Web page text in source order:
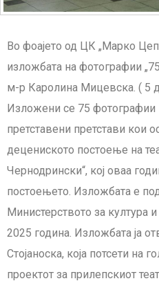
Во фоајето од ЦК „Марко
изложбата на фотографии
м-р Каролина Мицевска. ( 5
Изложени се 75 фотографии
претставени претстави кои
децениското постоење на
Чернодрински“, кој оваа
постоењето. Изложбата е
Министерството за култура
2025 година. Изложбата ја
Стојаноска, која потсети на
проектот за прилепскиот